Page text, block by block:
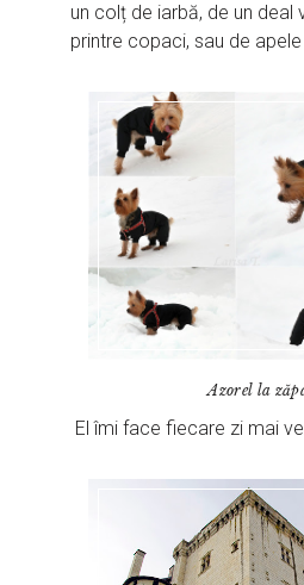
un colț de iarbă, de un
printre copaci, sau de apele
Azorel la
El îmi face fiecare zi mai